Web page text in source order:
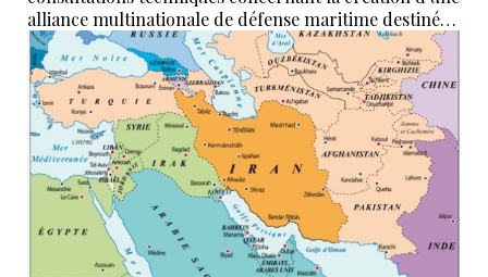
alliance multinationale de défense maritime destinée
à garantir la sécurité de la navigation en mer Rouge,
dans le détroit de Bab el-Mandeb et dans le golfe
d’Aden.